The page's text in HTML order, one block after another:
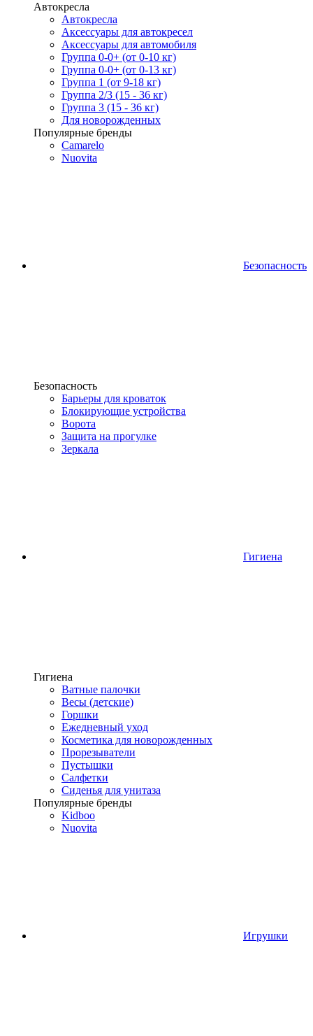
Автокресла
Автокресла
Аксессуары для автокресел
Аксессуары для автомобиля
Группа 0-0+ (от 0-10 кг)
Группа 0-0+ (от 0-13 кг)
Группа 1 (от 9-18 кг)
Группа 2/3 (15 - 36 кг)
Группа 3 (15 - 36 кг)
Для новорожденных
Популярные бренды
Camarelo
Nuovita
Безопасность
Безопасность
Барьеры для кроваток
Блокирующие устройства
Ворота
Защита на прогулке
Зеркала
Гигиена
Гигиена
Ватные палочки
Весы (детские)
Горшки
Ежедневный уход
Косметика для новорожденных
Прорезыватели
Пустышки
Салфетки
Сиденья для унитаза
Популярные бренды
Kidboo
Nuovita
Игрушки